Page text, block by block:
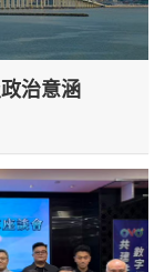
治意涵